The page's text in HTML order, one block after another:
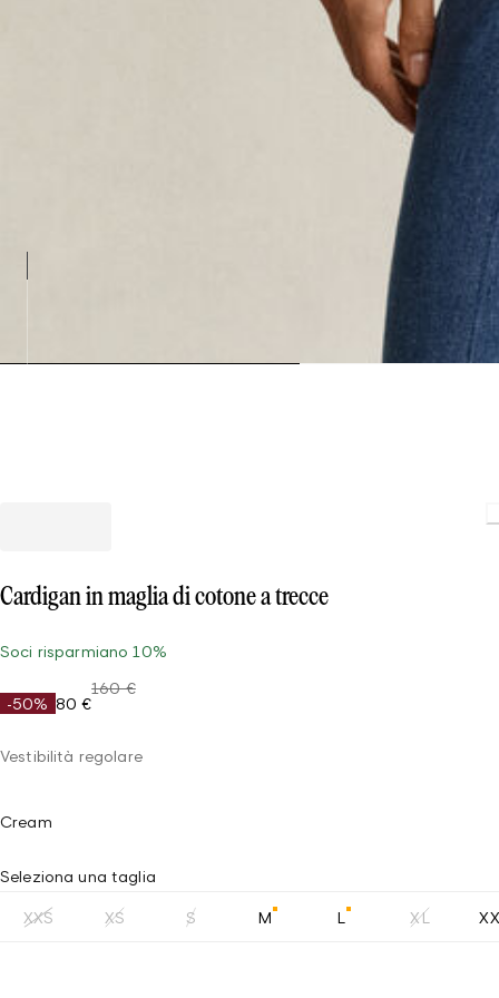
Cardigan in maglia di cotone a trecce
Soci risparmiano 10%
-50% 80 €
160 €
Vestibilità regolare
Cream
Seleziona una taglia
XXS XS S M L XL